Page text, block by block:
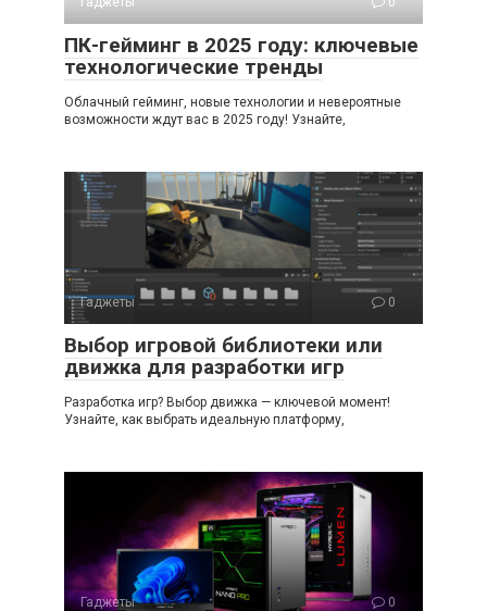
ПК-гейминг в 2025 году: ключевые
технологические тренды
Облачный гейминг, новые технологии и невероятные
возможности ждут вас в 2025 году! Узнайте,
Гаджеты 0
Выбор игровой библиотеки или
движка для разработки игр
Разработка игр? Выбор движка — ключевой момент!
Узнайте, как выбрать идеальную платформу,
Гаджеты 0